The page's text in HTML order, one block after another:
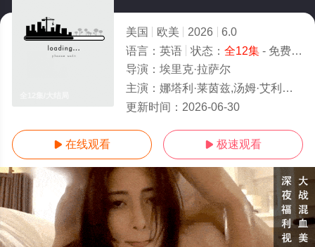
美国 欧美 2026
6.0
语言： 英语 状态： 全12集- 免费在线观看
导演： 埃里克·拉萨尔
主演： 娜塔利·莱茵兹,汤姆·艾利斯,尼克·戈尔弗斯,埃萨姆·费里斯,罗伊·舒勒,雷纳尔多·特罗亚,Prosper,Bellizia
更新时间： 2026-06-30
 在线观看  极速观看